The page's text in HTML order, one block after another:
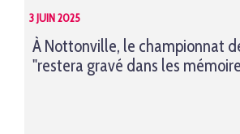
3 JUIN 2025
À Nottonville, le championnat
"restera gravé dans les